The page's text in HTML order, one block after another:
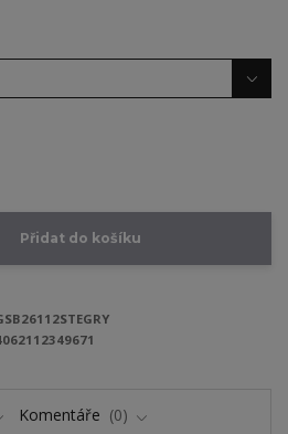
Přidat do košíku
Komentáře 0